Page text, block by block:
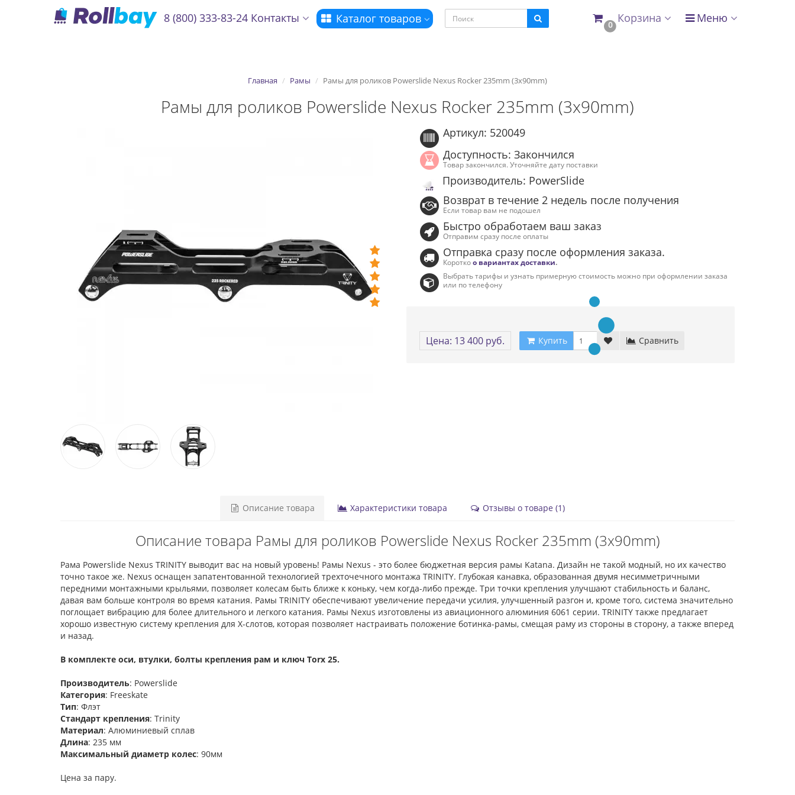
8 (800) 333-83-24 Контакты Каталог товаров 0 Корзина Меню
Главная Рамы Рамы для роликов Powerslide Nexus Rocker 235mm (3x90mm)
Рамы для роликов Powerslide Nexus Rocker 235mm (3x90mm)
Артикул: 520049
Доступность: Закончился
Товар закончился. Уточняйте дату поставки
Производитель: PowerSlide
Возврат в течение 2 недель после получения
Если товар вам не подошел
Быстро обработаем ваш заказ
Отправим сразу после оплаты
Отправка сразу после оформления заказа.
Короткоо вариантах доставки.
Выбрать тарифы и узнать примерную стоимость можно при оформлении заказа
или по телефону
Цена: 13 400 руб. Купить Сравнить
Описание товара Характеристики товара Отзывы о товаре (1)
Описание товара Рамы для роликов Powerslide Nexus Rocker 235mm (3x90mm)
Рама Powerslide Nexus TRINITY выводит вас на новый уровень! Рамы Nexus - это более бюджетная версия рамы Katana. Дизайн не такой модный, но их качество
точно такое же. Nexus оснащен запатентованной технологией трехточечного монтажа TRINITY. Глубокая канавка, образованная двумя несимметричными
передними монтажными крыльями, позволяет колесам быть ближе к коньку, чем когда-либо прежде. Три точки крепления улучшают стабильность и баланс,
давая вам больше контроля во время катания. Рамы TRINITY обеспечивают увеличение передачи усилия, улучшенный разгон и, кроме того, система значительно
поглощает вибрацию для более длительного и легкого катания. Рамы Nexus изготовлены из авиационного алюминия 6061 серии. TRINITY также предлагает
хорошо известную систему крепления для X-слотов, которая позволяет настраивать положение ботинка-рамы, смещая раму из стороны в сторону, а также вперед
и назад.
В комплекте оси, втулки, болты крепления рам и ключ Torx 25.
Производитель: Powerslide
Категория: Freeskate
Тип: Флэт
Стандарт крепления: Trinity
Материал: Алюминиевый сплав
Длина: 235 мм
Максимальный диаметр колес: 90мм
Цена за пару.